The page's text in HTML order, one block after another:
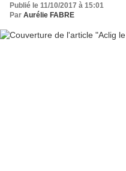
Publié le 11/10/2017 à 15:01
Par Aurélie FABRE